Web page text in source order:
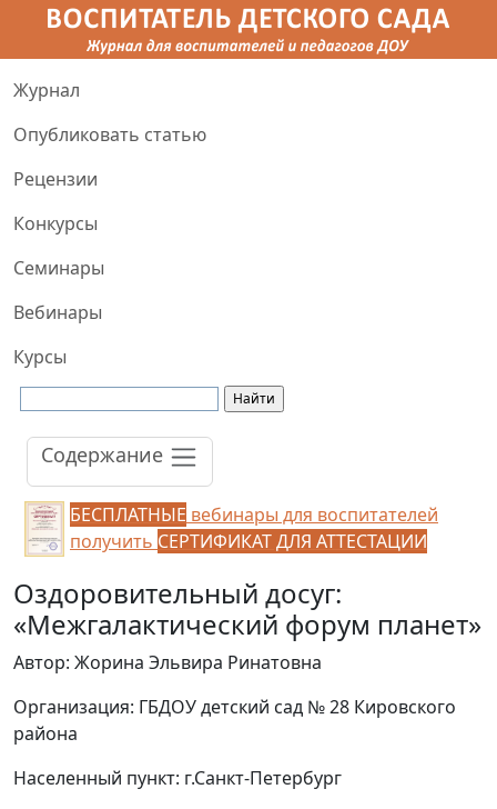
Журнал
Опубликовать статью
Рецензии
Конкурсы
Семинары
Вебинары
Курсы
Содержание
БЕСПЛАТНЫЕ вебинары для воспитателей
получить СЕРТИФИКАТ ДЛЯ АТТЕСТАЦИИ
Оздоровительный досуг:
«Межгалактический форум планет»
Автор: Жорина Эльвира Ринатовна
Организация: ГБДОУ детский сад № 28 Кировского
района
Населенный пункт: г.Санкт-Петербург